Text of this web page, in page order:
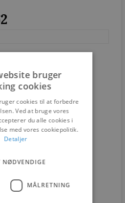
bruger
cookies
cookies til at forbedre
Ved at bruge vores
du alle cookies i
med vores cookiepolitik.
Detaljer
NØDVENDIGE
MÅLRETNING